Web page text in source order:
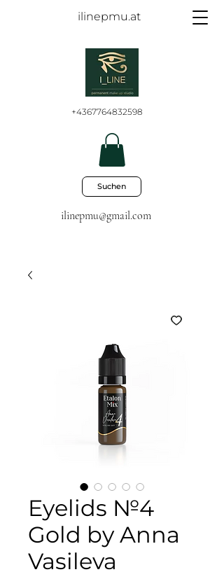
ilinepmu.at
ilinepmu@gmail.com
Suchen
+4367764832598
Eyelids №4
Gold by Anna
Vasileva